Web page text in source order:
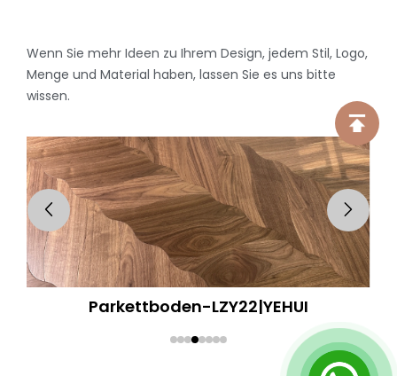
Wenn Sie mehr Ideen zu Ihrem Design, jedem Stil, Logo,
Menge und Material haben, lassen Sie es uns bitte
wissen.
Parkettboden-LZY22|YEHUI